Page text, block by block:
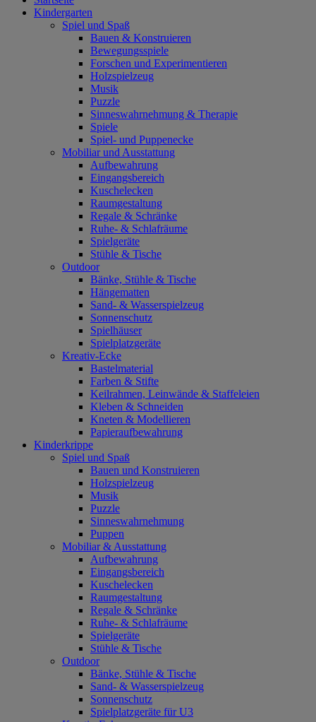
Kindergarten
Spiel und Spaß
Bauen & Konstruieren
Bewegungsspiele
Forschen und Experimentieren
Holzspielzeug
Musik
Puzzle
Sinneswahrnehmung & Therapie
Spiele
Spiel- und Puppenecke
Mobiliar und Ausstattung
Aufbewahrung
Eingangsbereich
Kuschelecken
Raumgestaltung
Regale & Schränke
Ruhe- & Schlafräume
Spielgeräte
Stühle & Tische
Outdoor
Bänke, Stühle & Tische
Hängematten
Sand- & Wasserspielzeug
Sonnenschutz
Spielhäuser
Spielplatzgeräte
Kreativ-Ecke
Bastelmaterial
Farben & Stifte
Keilrahmen, Leinwände & Staffeleien
Kleben & Schneiden
Kneten & Modellieren
Papieraufbewahrung
Kinderkrippe
Spiel und Spaß
Bauen und Konstruieren
Holzspielzeug
Musik
Puzzle
Sinneswahrnehmung
Puppen
Mobiliar & Ausstattung
Aufbewahrung
Eingangsbereich
Kuschelecken
Raumgestaltung
Regale & Schränke
Ruhe- & Schlafräume
Spielgeräte
Stühle & Tische
Outdoor
Bänke, Stühle & Tische
Sand- & Wasserspielzeug
Sonnenschutz
Spielplatzgeräte für U3